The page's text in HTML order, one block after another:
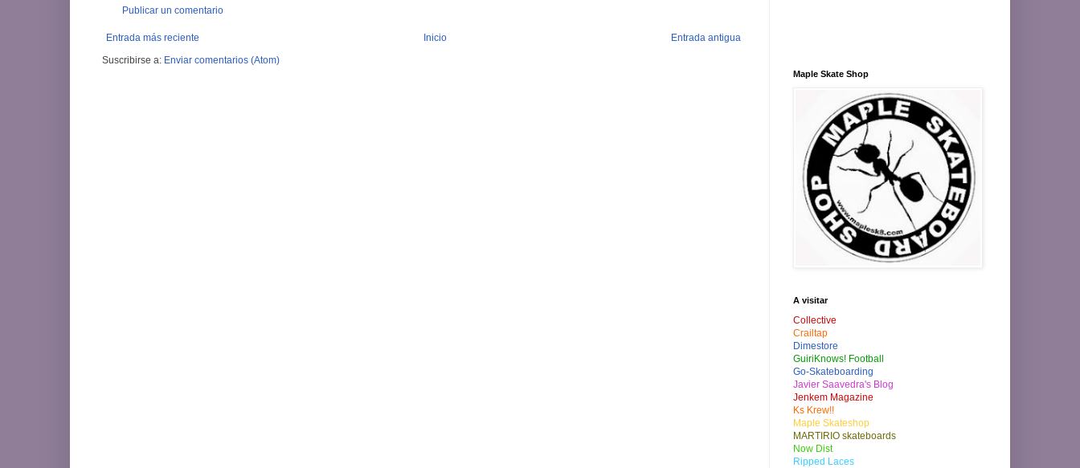
Publicar un comentario
Entrada más reciente Entrada antigua
Inicio
Suscribirse a: Enviar comentarios (Atom)
Maple Skate Shop
A visitar
Collective
Crailtap
Dimestore
GuiriKnows! Football
Go-Skateboarding
Javier Saavedra's Blog
Jenkem Magazine
Ks Krew!!
Maple Skateshop
MARTIRIO skateboards
Now Dist
Ripped Laces